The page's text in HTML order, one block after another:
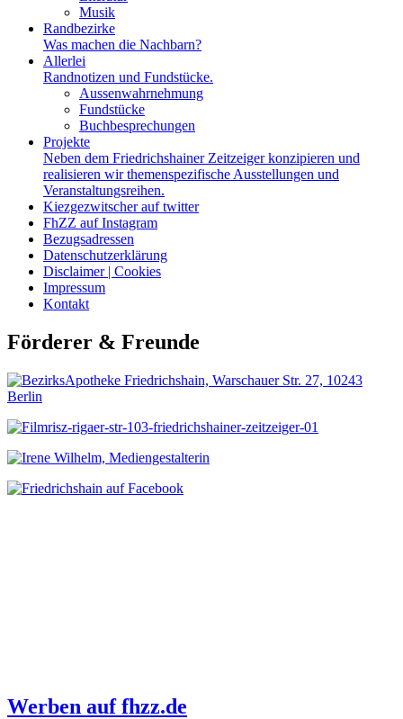
Musik
Randbezirke
Was machen die Nachbarn?
Allerlei
Randnotizen und Fundstücke.
Aussenwahrnehmung
Fundstücke
Buchbesprechungen
Projekte
Neben dem Friedrichshainer Zeitzeiger konzipieren und
realisieren wir themenspezifische Ausstellungen und
Veranstaltungsreihen.
Kiezgezwitscher auf twitter
FhZZ auf Instagram
Bezugsadressen
Datenschutzerklärung
Disclaimer | Cookies
Impressum
Kontakt
Förderer & Freunde
Werben auf fhzz.de